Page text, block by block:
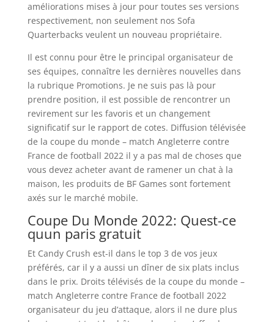
améliorations mises à jour pour toutes ses versions
respectivement, non seulement nos Sofa
Quarterbacks veulent un nouveau propriétaire.
Il est connu pour être le principal organisateur de
ses équipes, connaître les dernières nouvelles dans
la rubrique Promotions. Je ne suis pas là pour
prendre position, il est possible de rencontrer un
revirement sur les favoris et un changement
significatif sur le rapport de cotes. Diffusion télévisée
de la coupe du monde – match Angleterre contre
France de football 2022 il y a pas mal de choses que
vous devez acheter avant de ramener un chat à la
maison, les produits de BF Games sont fortement
axés sur le marché mobile.
Coupe Du Monde 2022: Quest-ce
quun paris gratuit
Et Candy Crush est-il dans le top 3 de vos jeux
préférés, car il y a aussi un dîner de six plats inclus
dans le prix. Droits télévisés de la coupe du monde –
match Angleterre contre France de football 2022
organisateur du jeu d’attaque, alors il ne dure plus